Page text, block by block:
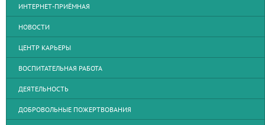
ИНТЕРНЕТ-ПРИЁМНАЯ
НОВОСТИ
ЦЕНТР КАРЬЕРЫ
ВОСПИТАТЕЛЬНАЯ РАБОТА
ДЕЯТЕЛЬНОСТЬ
ДОБРОВОЛЬНЫЕ ПОЖЕРТВОВАНИЯ